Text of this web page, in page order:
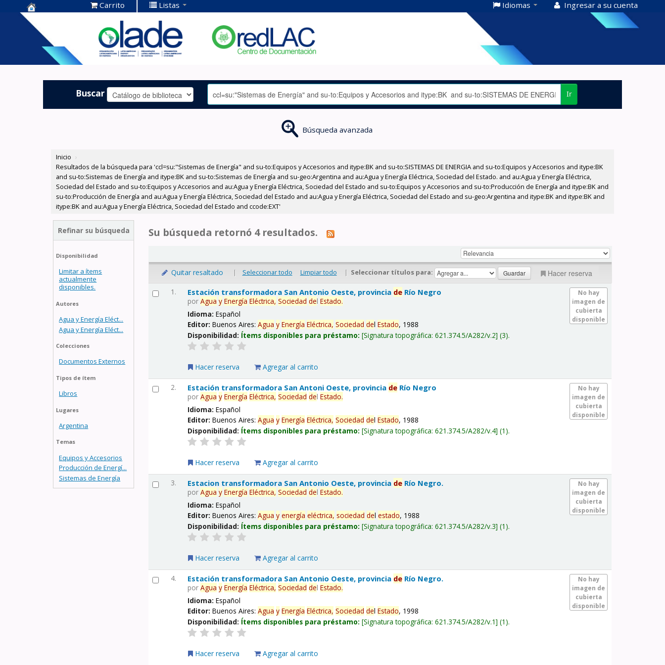
Centro de
Documentación
OLADE -
Carrito Listas Idiomas Ingresar a su cuenta
Buscar Ir
Búsqueda avanzada
Inicio ›
Resultados de la búsqueda para 'ccl=su:"Sistemas de Energía" and su-to:Equipos y Accesorios and itype:BK and su-to:SISTEMAS DE ENERGIA and su-to:Equipos y Accesorios and itype:BK
and su-to:Sistemas de Energía and itype:BK and su-to:Sistemas de Energía and su-geo:Argentina and au:Agua y Energía Eléctrica, Sociedad del Estado. and au:Agua y Energía Eléctrica,
Sociedad del Estado and su-to:Equipos y Accesorios and au:Agua y Energía Eléctrica, Sociedad del Estado and su-to:Equipos y Accesorios and su-to:Producción de Energía and itype:BK and
su-to:Producción de Energía and au:Agua y Energía Eléctrica, Sociedad del Estado and au:Agua y Energía Eléctrica, Sociedad del Estado and su-geo:Argentina and itype:BK and itype:BK and
itype:BK and au:Agua y Energía Eléctrica, Sociedad del Estado and ccode:EXT'
Refinar su búsqueda
Disponibilidad
Limitar a ítems
actualmente
disponibles.
Autores
Agua y Energía Eléct...
Agua y Energía Eléct...
Colecciones
Documentos Externos
Tipos de ítem
Libros
Lugares
Argentina
Temas
Equipos y Accesorios
Producción de Energí...
Sistemas de Energía
Su búsqueda retornó 4 resultados.
Quitar resaltado | Seleccionar todo Limpiar todo | Seleccionar títulos para: Hacer reserva
1.
No hay
imagen de
cubierta
disponible
Estación transformadora San Antonio Oeste, provincia de Río Negro
porAgua y Energía Eléctrica, Sociedad delEstado.
Idioma:Español
Editor:Buenos Aires:Agua y Energía Eléctrica, Sociedad delEstado, 1988
Disponibilidad: Ítems disponibles para préstamo: Signatura topográfica:621.374.5/A282/v.2 (3).
Hacer reserva Agregar al carrito
2.
No hay
imagen de
cubierta
disponible
Estación transformadora San Antoni Oeste, provincia de Río Negro
porAgua y Energía Eléctrica, Sociedad delEstado.
Idioma:Español
Editor:Buenos Aires:Agua y Energía Eléctrica, Sociedad delEstado, 1988
Disponibilidad: Ítems disponibles para préstamo: Signatura topográfica:621.374.5/A282/v.4 (1).
Hacer reserva Agregar al carrito
3.
No hay
imagen de
cubierta
disponible
Estacion transformadora San Antonio Oeste, provincia de Río Negro.
porAgua y Energía Eléctrica, Sociedad delEstado.
Idioma:Español
Editor:Buenos Aires:Agua y energía eléctrica, sociedad delestado, 1988
Disponibilidad: Ítems disponibles para préstamo: Signatura topográfica:621.374.5/A282/v.3 (1).
Hacer reserva Agregar al carrito
4.
No hay
imagen de
cubierta
disponible
Estación transformadora San Antonio Oeste, provincia de Río Negro.
porAgua y Energía Eléctrica, Sociedad delEstado.
Idioma:Español
Editor:Buenos Aires:Agua y Energía Eléctrica, Sociedad delEstado, 1998
Disponibilidad: Ítems disponibles para préstamo: Signatura topográfica:621.374.5/A282/v.1 (1).
Hacer reserva Agregar al carrito